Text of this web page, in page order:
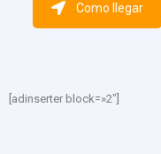
Como llegar
[adinserter block=»2″]